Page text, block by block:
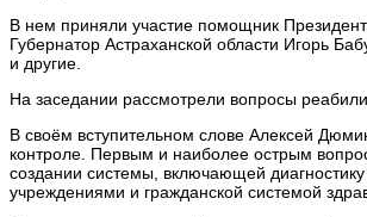
В нем приняли участие помощник
Губернатор Астраханской области Игорь
и другие.
На заседании рассмотрели вопросы
В своём вступительном слове Алексей
контроле. Первым и наиболее острым
создании системы, включающей
учреждениями и гражданской системой